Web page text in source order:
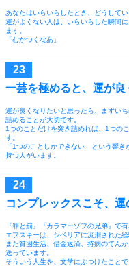
あなたはいらいらしたとき、どうしてい
運がよくない人は、いらいらした瞬間
ます。
「むかつくなあ」
一芸を極めると、運が良
運が良くなりたいと思ったら、まずい
詰めることが大切です。
1つのことだけを突き詰めれば、1つの
す。
「1つのことしかできない」という響
持つ人がいます。
コンプレックスこそ、運
『罪と罰』『カラマーゾフの兄弟』で
エフスキーは、シベリアに流刑された経
また貧困生活、借金返済、持病のてん
送っています。
そういう人生を、文学にぶつけたこと